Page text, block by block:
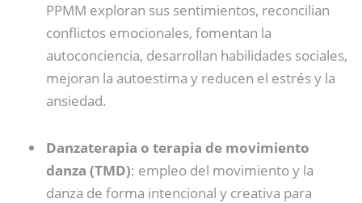
PPMM exploran sus sentimientos, reconcilian
conflictos emocionales, fomentan la
autoconciencia, desarrollan habilidades sociales,
mejoran la autoestima y reducen el estrés y la
ansiedad.
Danzaterapia o terapia de movimiento
danza (TMD): empleo del movimiento y la
danza de forma intencional y creativa para